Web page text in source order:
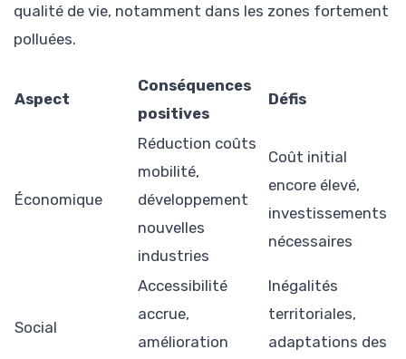
qualité de vie, notamment dans les zones fortement
polluées.
Aspect
Conséquences
positives
Défis
Économique
Réduction coûts
mobilité,
développement
nouvelles
industries
Coût initial
encore élevé,
investissements
nécessaires
Social
Accessibilité
accrue,
amélioration
Inégalités
territoriales,
adaptations des